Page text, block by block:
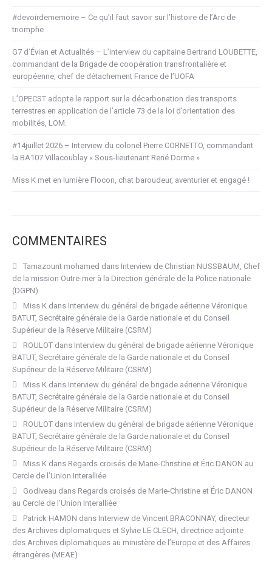
#devoirdememoire – Ce qu’il faut savoir sur l’histoire de l’Arc de
triomphe
G7 d’Évian et Actualités – L’interview du capitaine Bertrand LOUBETTE,
commandant de la Brigade de coopération transfrontalière et
européenne, chef de détachement France de l’UOFA
L’OPECST adopte le rapport sur la décarbonation des transports
terrestres en application de l’article 73 de la loi d’orientation des
mobilités, LOM.
#14juillet 2026 – Interview du colonel Pierre CORNETTO, commandant
la BA107 Villacoublay « Sous-lieutenant René Dorme »
Miss K met en lumière Flocon, chat baroudeur, aventurier et engagé !
COMMENTAIRES
Tamazount mohamed dans Interview de Christian NUSSBAUM, Chef
de la mission Outre-mer à la Direction générale de la Police nationale
(DGPN)
Miss K dans Interview du général de brigade aérienne Véronique
BATUT, Secrétaire générale de la Garde nationale et du Conseil
Supérieur de la Réserve Militaire (CSRM)
ROULOT dans Interview du général de brigade aérienne Véronique
BATUT, Secrétaire générale de la Garde nationale et du Conseil
Supérieur de la Réserve Militaire (CSRM)
Miss K dans Interview du général de brigade aérienne Véronique
BATUT, Secrétaire générale de la Garde nationale et du Conseil
Supérieur de la Réserve Militaire (CSRM)
ROULOT dans Interview du général de brigade aérienne Véronique
BATUT, Secrétaire générale de la Garde nationale et du Conseil
Supérieur de la Réserve Militaire (CSRM)
Miss K dans Regards croisés de Marie-Christine et Éric DANON au
Cercle de l’Union Interalliée
Godiveau dans Regards croisés de Marie-Christine et Éric DANON
au Cercle de l’Union Interalliée
Patrick HAMON dans Interview de Vincent BRACONNAY, directeur
des Archives diplomatiques et Sylvie LE CLECH, directrice adjointe
des Archives diplomatiques au ministère de l’Europe et des Affaires
étrangères (MEAE)